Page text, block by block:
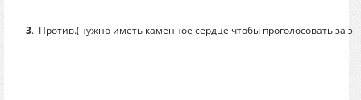
3. Против.(нужно иметь каменное сердце чтобы проголосовать за